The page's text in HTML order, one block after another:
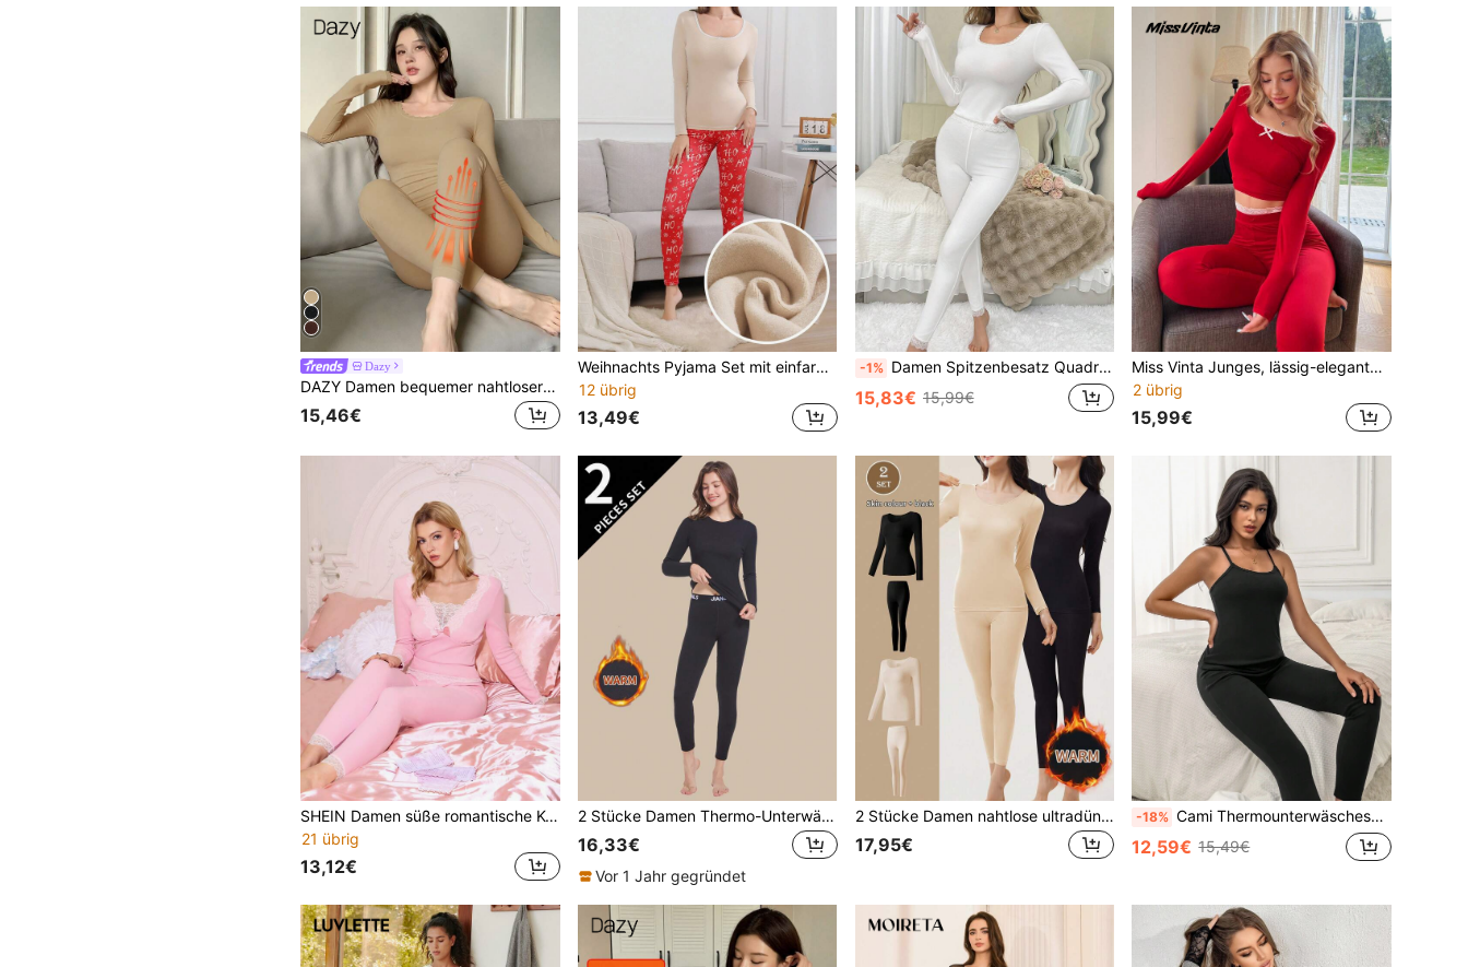
Dazy
DAZY Damen bequemer nahtloser Thermo-Unterwäsche-Set in Unifarbe, Herbst/Winter
15,46€
Weihnachts Pyjama Set mit einfarbigem Oberteil und bedruckter Grafik Legging
12 übrig
13,49€
-1% Damen Spitzenbesatz Quadratischer Ausschnitt Langarm Top und Hose 2-teiliger Thermo-Unterwäsche-Anzug, Herbst/Winter
15,83€ 15,99€
Miss Vinta Junges, lässig-elegantes Damen-Set aus einfarbigem Top mit Spitzeneinsätzen und Hose mit langen Ärmeln
2 übrig
15,99€
SHEIN Damen süße romantische Kontrast-Farben Spitze Patchwork V-Ausschnitt Schleife bequemes dickes Set
21 übrig
13,12€
2 Stücke Damen Thermo-Unterwäsche Set, Rundhals Top + Hose, enganliegende Basis-Schicht für Herbst/Winter
16,33€
Vor 1 Jahr gegründet
2 Stücke Damen nahtlose ultradünne Thermo-Unterwäsche Set - Weicher & bequemer Langarm-Rundhals-Top, kuschelige eng anliegende Thermo-Leggings, geeignet als Unterwäsche und Nachtwäsche, hochwertige Materialien, leicht & atmungsaktiv, ideal zum Layering.
17,95€
-18% Cami Thermounterwäscheset mit Schmetterlings Patch
12,59€ 15,49€